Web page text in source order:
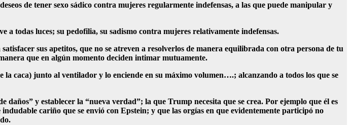
de tener sexo sádico contra mujeres regularmente indefensas, a las que puede manipular y
a todas luces; su pedofilia, su sadismo contra mujeres relativamente indefensas.
sus apetitos, que no se atreven a resolverlos de manera equilibrada con otra persona de tu
que en algún momento deciden intimar mutuamente.
caca) junto al ventilador y lo enciende en su máximo volumen….; alcanzando a todos los que se
y establecer la “nueva verdad”; la que Trump necesita que se crea. Por ejemplo que él es
cariño que se envió con Epstein; y que las orgías en que evidentemente participó no